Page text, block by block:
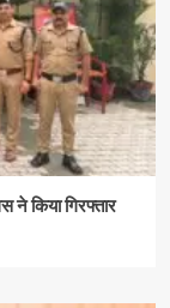
किया गिरफ्तार